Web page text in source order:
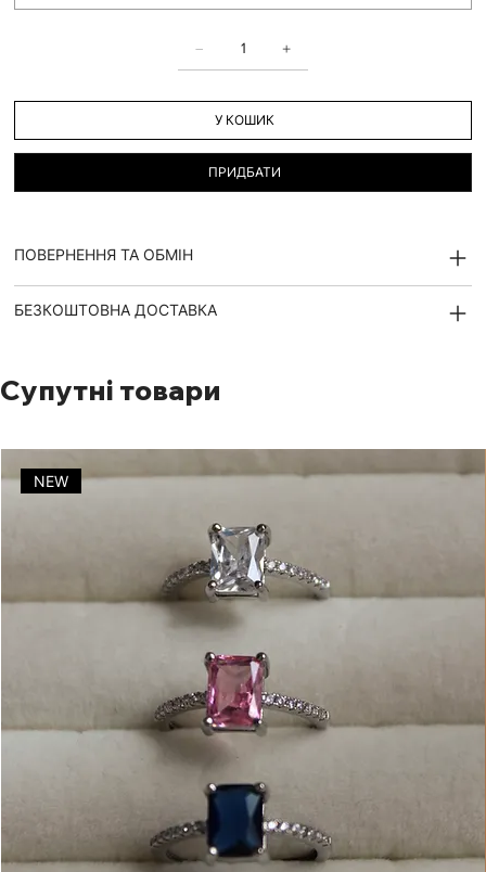
У КОШИК
ПРИДБАТИ
ПОВЕРНЕННЯ ТА ОБМІН
БЕЗКОШТОВНА ДОСТАВКА
Супутні товари
NEW